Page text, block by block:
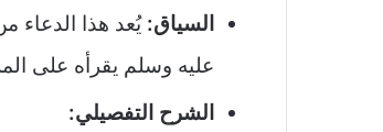
السياق: يُعد هذا الدعاء
عليه وسلم يقرأه على
الشرح التفصيلي: